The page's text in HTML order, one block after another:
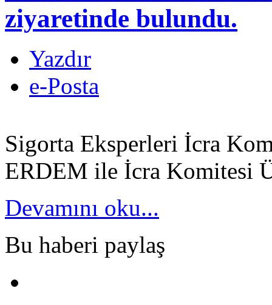
ziyaretinde bulundu.
Yazdır
e-Posta
Sigorta Eksperleri İcra
ERDEM ile İcra Komitesi
Devamını oku...
Bu haberi paylaş